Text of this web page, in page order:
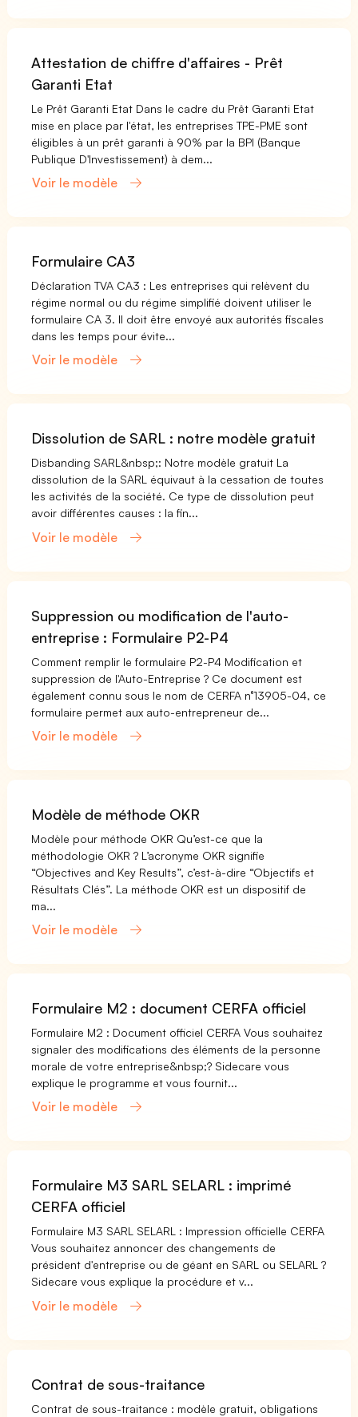
Attestation de chiffre d'affaires - Prêt
Garanti Etat
Le Prêt Garanti Etat Dans le cadre du Prêt Garanti Etat
mise en place par l'état, les entreprises TPE-PME sont
éligibles à un prêt garanti à 90% par la BPI (Banque
Publique D'Investissement) à dem...
Voir le modèle
Formulaire CA3
Déclaration TVA CA3 : Les entreprises qui relèvent du
régime normal ou du régime simplifié doivent utiliser le
formulaire CA 3. Il doit être envoyé aux autorités fiscales
dans les temps pour évite...
Voir le modèle
Dissolution de SARL : notre modèle gratuit
Disbanding SARL&nbsp;: Notre modèle gratuit La
dissolution de la SARL équivaut à la cessation de toutes
les activités de la société. Ce type de dissolution peut
avoir différentes causes : la fin...
Voir le modèle
Suppression ou modification de l'auto-
entreprise : Formulaire P2-P4
Comment remplir le formulaire P2-P4 Modification et
suppression de l'Auto-Entreprise ? Ce document est
également connu sous le nom de CERFA n°13905-04, ce
formulaire permet aux auto-entrepreneur de...
Voir le modèle
Modèle de méthode OKR
Modèle pour méthode OKR Qu’est-ce que la
méthodologie OKR ? L’acronyme OKR signifie
“Objectives and Key Results”, c’est-à-dire “Objectifs et
Résultats Clés”. La méthode OKR est un dispositif de
ma...
Voir le modèle
Formulaire M2 : document CERFA officiel
Formulaire M2 : Document officiel CERFA Vous souhaitez
signaler des modifications des éléments de la personne
morale de votre entreprise&nbsp;? Sidecare vous
explique le programme et vous fournit...
Voir le modèle
Formulaire M3 SARL SELARL : imprimé
CERFA officiel
Formulaire M3 SARL SELARL : Impression officielle CERFA
Vous souhaitez annoncer des changements de
président d'entreprise ou de géant en SARL ou SELARL ?
Sidecare vous explique la procédure et v...
Voir le modèle
Contrat de sous-traitance
Contrat de sous-traitance : modèle gratuit, obligations